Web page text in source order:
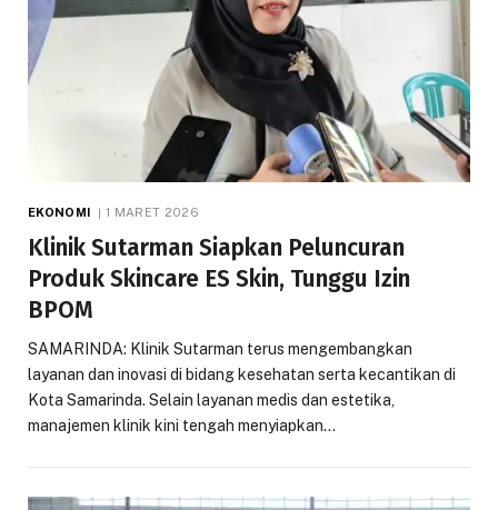
EKONOMI 1 MARET 2026
Klinik Sutarman Siapkan Peluncuran
Produk Skincare ES Skin, Tunggu Izin
BPOM
SAMARINDA: Klinik Sutarman terus mengembangkan
layanan dan inovasi di bidang kesehatan serta kecantikan di
Kota Samarinda. Selain layanan medis dan estetika,
manajemen klinik kini tengah menyiapkan…